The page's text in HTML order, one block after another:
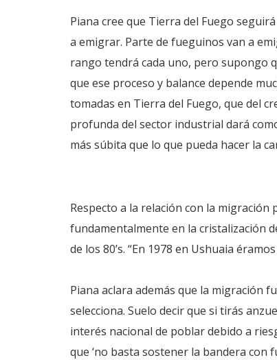
Piana cree que Tierra del Fuego
a emigrar. Parte de fueguinos van a
rango tendrá cada uno, pero supongo
que ese proceso y balance depende
tomadas en Tierra del Fuego, que del
profunda del sector industrial dará
más súbita que lo que pueda hacer la
Respecto a la relación con la
fundamentalmente en la cristalización
de los 80’s. “En 1978 en Ushuaia
Piana aclara además que la migración
selecciona. Suelo decir que si tirás
interés nacional de poblar debido a
que ‘no basta sostener la bandera con